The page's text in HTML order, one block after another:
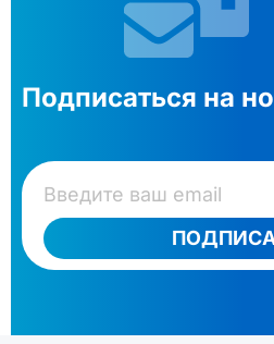
Подписаться на